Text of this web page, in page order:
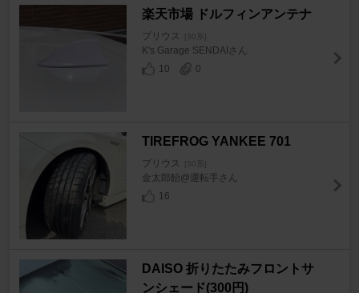
楽天市場 ドルフィンアンテナ
プリウス [30系]
K's Garage SENDAIさん
10
0
TIREFROG YANKEE 701
プリウス [30系]
金太郎飴@運転手さん
16
DAISO 折りたたみフロントサ
ンシェード(300円)